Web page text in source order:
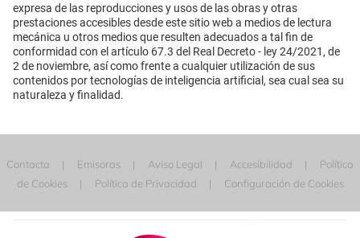
expresa de las reproducciones y usos de las obras y otras
prestaciones accesibles desde este sitio web a medios de lectura
mecánica u otros medios que resulten adecuados a tal fin de
conformidad con el artículo 67.3 del Real Decreto - ley 24/2021, de
2 de noviembre, así como frente a cualquier utilización de sus
contenidos por tecnologías de inteligencia artificial, sea cual sea su
naturaleza y finalidad.
Contacta Emisoras Aviso Legal Accesibilidad
Política
de Cookies
Política de Privacidad Configuración de Cookies